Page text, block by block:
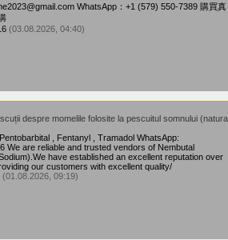
WhatsApp：+1 (579) 550-7389 購買真
(03.08.2026, 04:40)
despre momelile folosite la pescuitul somnului
, Fentanyl , Tramadol WhatsApp:
We are reliable and trusted vendors of Nembutal
have established an excellent reputation over
our customers with excellent quality/
(01.08.2026, 09:19)